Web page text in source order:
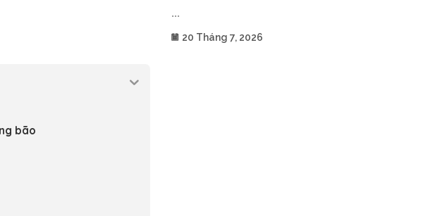
bão
...
20 Tháng 7, 2026